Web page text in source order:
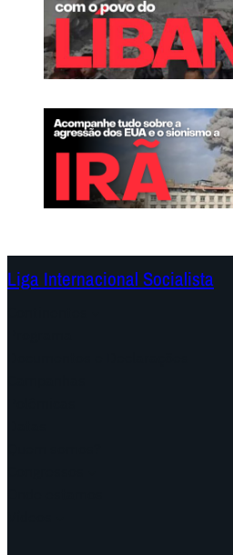
Liga Internacional Socialista